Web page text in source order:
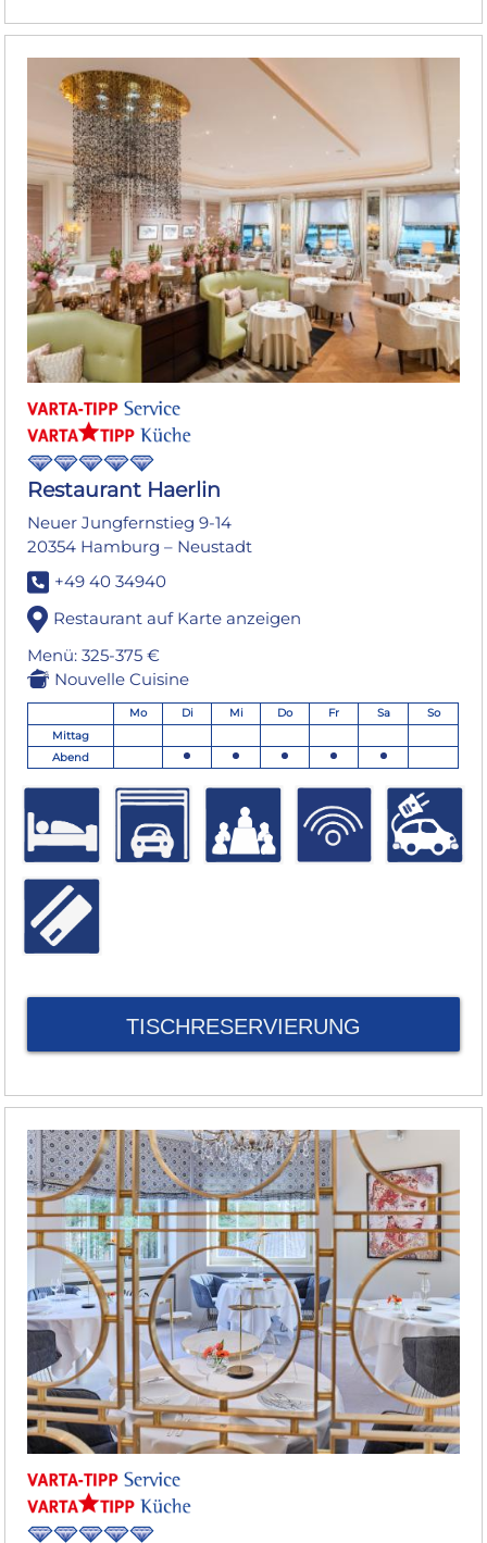
Restaurant Haerlin
Neuer Jungfernstieg 9-14
20354 Hamburg – Neustadt
+49 40 34940
Restaurant auf Karte anzeigen
Menü: 325-375 €
Nouvelle Cuisine
Mo Di Mi Do Fr Sa
So
Mittag
Abend
TISCHRESERVIERUNG